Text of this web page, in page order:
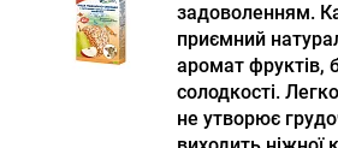
задоволенням.
приємний
аромат фруктів,
солодкості.
не утворює